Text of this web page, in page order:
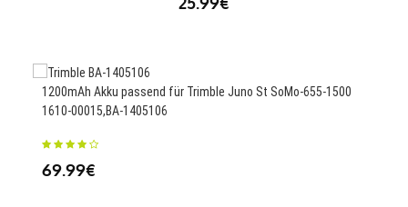
1200mAh Akku passend für Trimble Juno St SoMo-655-1500
1610-00015,BA-1405106
69.99€